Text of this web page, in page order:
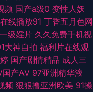
络在线看 成人AV社区 韩国
51黑料 91资源在线 超碰tv
人加勒比综合 免费国产三
华液 操逼COm77 岛国av影
频 国产a级0 变性人妖
线播放91 丁香五月色网
级婬片 久久免费手机视
大神自拍 福利片在线观
国产剧情精品 成人三
国产AV 97亚洲精华液
频 狠狠撸亚洲欧美 91操